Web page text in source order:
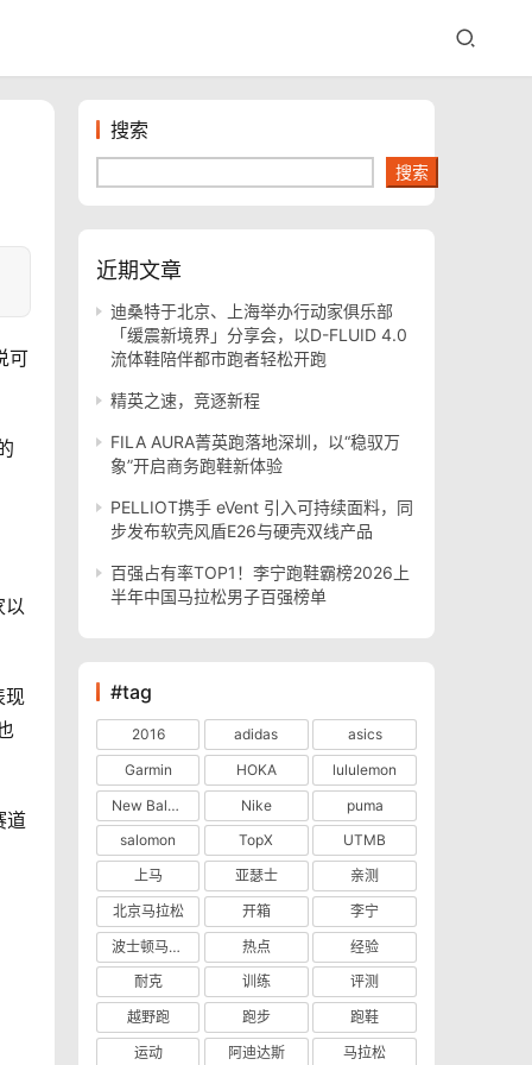
可
以
现
道
搜索
搜索
近期文章
迪桑特于北京、上海举办行动家俱乐部
「缓震新境界」分享会，以D-FLUID 4.0
流体鞋陪伴都市跑者轻松开跑
精英之速，竞逐新程
FILA AURA菁英跑落地深圳，以“稳驭万
象”开启商务跑鞋新体验
PELLIOT携手 eVent 引入可持续面料，同
步发布软壳风盾E26与硬壳双线产品
百强占有率TOP1！李宁跑鞋霸榜2026上
半年中国马拉松男子百强榜单
#tag
2016 adidas
asics
Garmin
HOKA
lululemon
New Balance
Nike
puma
salomon
TopX
UTMB
上马
亚瑟士
亲测
北京马拉松
开箱
李宁
波士顿马拉松
热点
经验
耐克
训练
评测
越野跑
跑步
跑鞋
运动
阿迪达斯 马拉松